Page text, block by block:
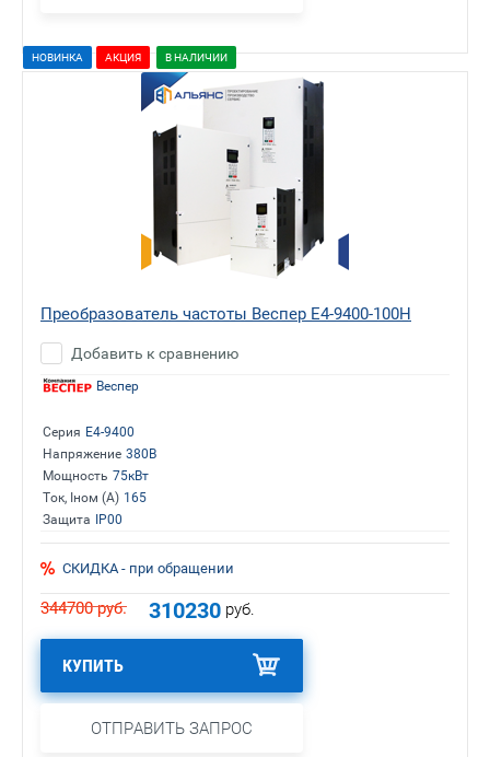
НОВИНКА АКЦИЯ В НАЛИЧИИ
Преобразователь частоты Веспер E4-9400-100H
Добавить к сравнению
Веспер
Серия E4-9400
Напряжение 380В
Мощность 75кВт
Ток, Iном (А) 165
Защита IP00
СКИДКА - при обращении
344700руб. 310230 руб.
КУПИТЬ
ОТПРАВИТЬ ЗАПРОС